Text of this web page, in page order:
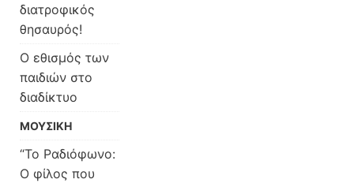
διατροφικός
θησαυρός!
Ο εθισμός των
παιδιών στο
διαδίκτυο
ΜΟΥΣΙΚΗ
“Το Ραδιόφωνο:
Ο φίλος που